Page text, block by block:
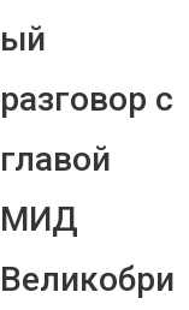
ый
разговор с
главой
МИД
Великобри